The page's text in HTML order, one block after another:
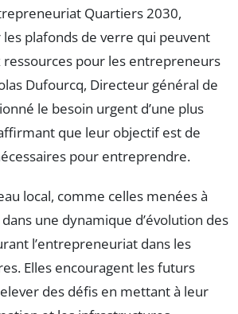
Quartiers 2030,
plafonds de verre qui peuvent
ressources pour les entrepreneurs
Dufourcq, Directeur général de
le besoin urgent d’une plus
que leur objectif est de
pour entreprendre.
local, comme celles menées à
dans une dynamique d’évolution des
l’entrepreneuriat dans les
Elles encouragent les futurs
des défis en mettant à leur